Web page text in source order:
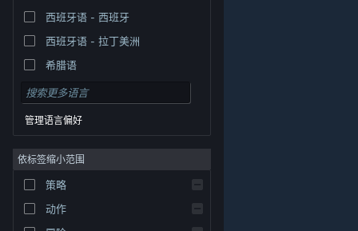
© Valve Corporation。保留所有权利。所有商标均为其在
律信息| 无障碍
西班牙语 - 西班牙
西班牙语 - 拉丁美洲
希腊语
管理语言偏好
依标签缩小范围
策略
动作